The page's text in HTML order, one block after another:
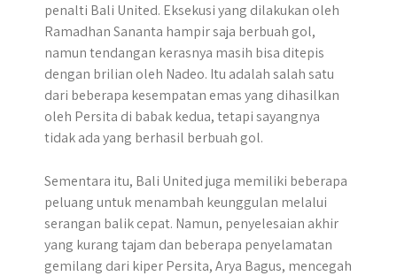
penalti Bali United. Eksekusi yang dilakukan oleh
Ramadhan Sananta hampir saja berbuah gol,
namun tendangan kerasnya masih bisa ditepis
dengan brilian oleh Nadeo. Itu adalah salah satu
dari beberapa kesempatan emas yang dihasilkan
oleh Persita di babak kedua, tetapi sayangnya
tidak ada yang berhasil berbuah gol.
Sementara itu, Bali United juga memiliki beberapa
peluang untuk menambah keunggulan melalui
serangan balik cepat. Namun, penyelesaian akhir
yang kurang tajam dan beberapa penyelamatan
gemilang dari kiper Persita, Arya Bagus, mencegah